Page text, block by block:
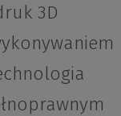
3D